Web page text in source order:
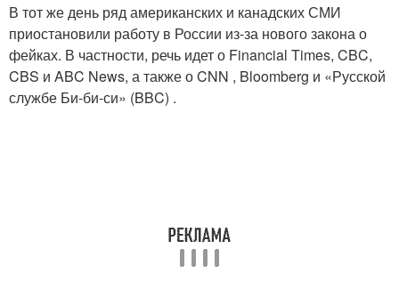
В тот же день ряд американских и канадских СМИ
приостановили работу в России из-за нового закона о
фейках. В частности, речь идет о Financial Times, CBC,
CBS и ABC News, а также о CNN , Bloomberg и «Русской
службе Би-би-си» (BBC) .